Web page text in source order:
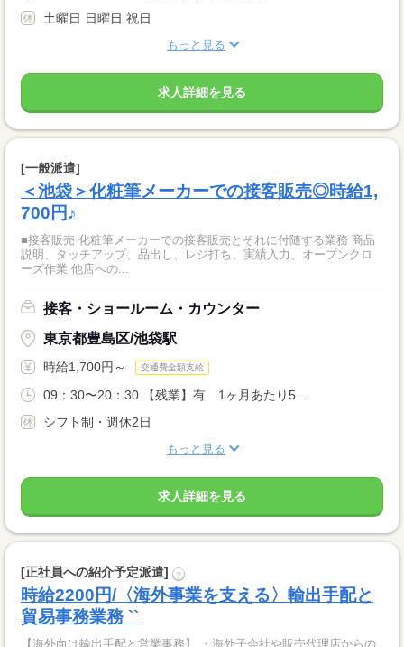
土曜日 日曜日 祝日
もっと見る
求人詳細を見る
[一般派遣]
＜池袋＞化粧筆メーカーでの接客販売◎時給1,
700円♪
■接客販売 化粧筆メーカーでの接客販売とそれに付随する業務 商品
説明、タッチアップ、品出し、レジ打ち、実績入力、オープンクロ
ーズ作業 他店への...
接客・ショールーム・カウンター
東京都豊島区/池袋駅
時給1,700円～ 交通費全額支給
09：30〜20：30 【残業】有 1ヶ月あたり5...
シフト制・週休2日
もっと見る
求人詳細を見る
[正社員への紹介予定派遣] ?
時給2200円/〈海外事業を支える〉輸出手配と
貿易事務業務 ``
【海外向け輸出手配と営業事務】 ・海外子会社や販売代理店からの